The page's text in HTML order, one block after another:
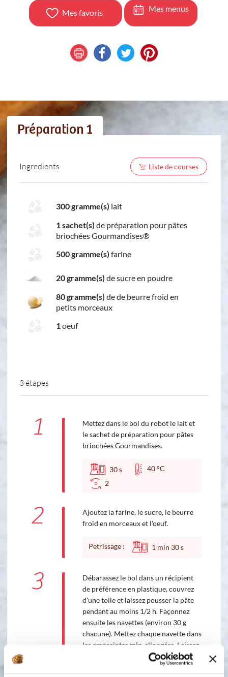
Mes favoris Mes menus
Préparation 1
Ingredients Liste de courses
300 gramme(s) lait
1 sachet(s) de préparation pour pâtes
briochées Gourmandises®
500 gramme(s) farine
20 gramme(s) de sucre en poudre
80 gramme(s) de de beurre froid en
petits morceaux
1oeuf
3 étapes
1
Mettez dans le bol du robot le lait et
le sachet de préparation pour pâtes
briochées Gourmandises.
30s
40 °C
2
2
Ajoutez la farine, le sucre, le beurre
froid en morceaux et l'oeuf.
Petrissage : 1 min 30s
3
Débarassez le bol dans un récipient
de préférence en plastique, couvrez
d'une toile et laissez pousser la pâte
pendant au moins 1/2 h. Façonnez
ensuite les navettes (environ 30 g
chacune). Mettez chaque navette dans
les empreintes min-allongées. Laissez
lever 1/2 heure. Dorez à l’œuf entier
battu. Enfournez pendant 10 minutes